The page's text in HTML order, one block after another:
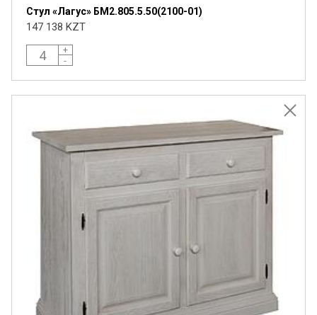
Стул «Лагус» БМ2.805.5.50(2100-01)
147 138 KZT
+
-